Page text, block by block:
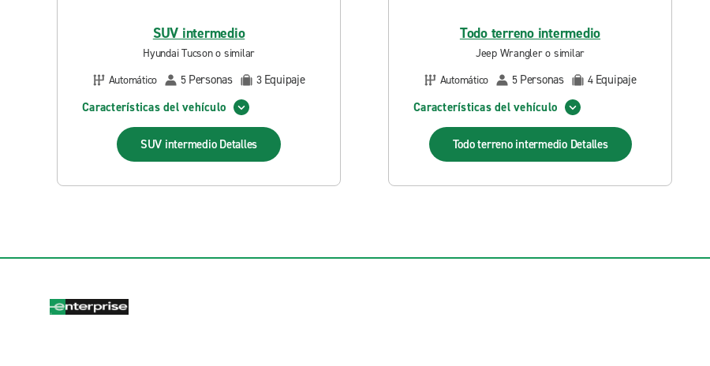
SUV intermedio
Hyundai Tucson o similar
Automático
5 Personas 3 Equipaje
Características del vehículo
SUV intermedio Detalles
Todo terreno intermedio
Jeep Wrangler o similar
Automático
5 Personas 4 Equipaje
Características del vehículo
Todo terreno intermedio Detalles